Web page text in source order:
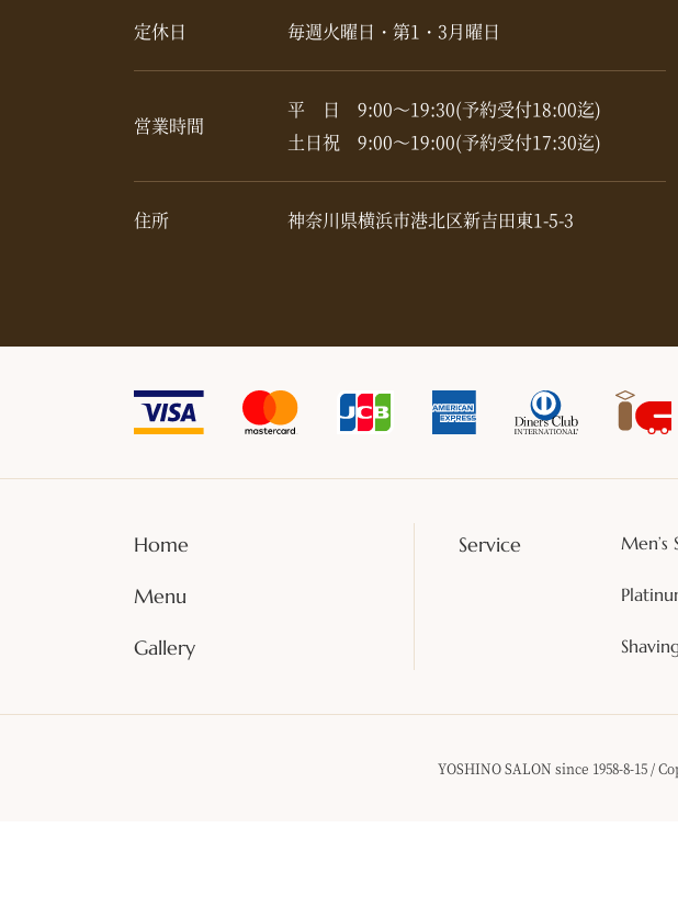
定休日 毎週火曜日・第1・3月曜日
営業時間
平 日 9:00～19:30(予約受付18:00迄)
土日祝 9:00～19:00(予約受付17:30迄)
住所 神奈川県横浜市港北区新吉田東1-5-3
Home
Menu
Gallery
Service Men’s
YOSHINO SALON since 1958-8-15 /